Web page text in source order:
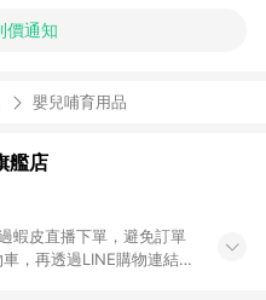
價通知
嬰兒哺育用品
艦店
蝦皮直播下單，避免訂單
，再透過LINE購物連結至